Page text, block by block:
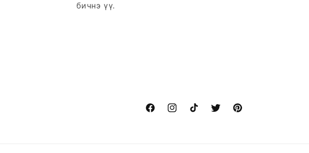
бичнэ үү.
FacebookInstagramTikTok TwitterPinterest